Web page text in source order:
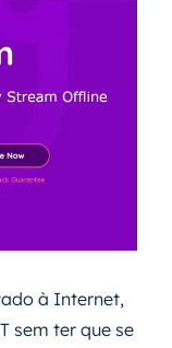
à Internet,
sem ter que se